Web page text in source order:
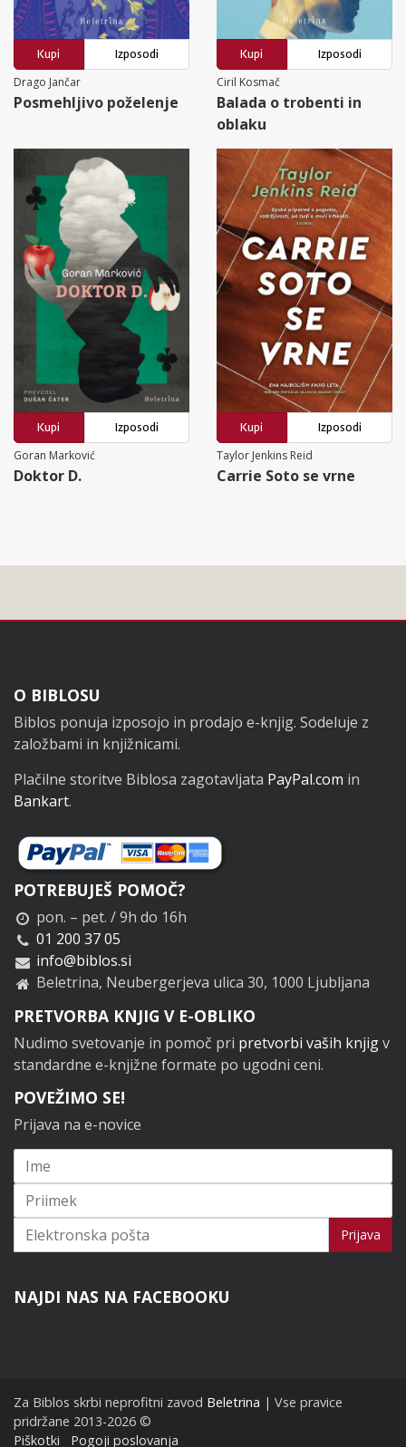
Kupi
Izposodi
Drago Jančar
Posmehljivo poželenje
Kupi
Izposodi
Ciril Kosmač
Balada o trobenti in
oblaku
Kupi
Izposodi
Goran Marković
Doktor D.
Kupi
Izposodi
Taylor Jenkins Reid
Carrie Soto se vrne
Noga
O BIBLOSU
Biblos ponuja izposojo in prodajo e-knjig. Sodeluje z
založbami in knjižnicami.
Plačilne storitve Biblosa zagotavljata PayPal.com in
Bankart.
POTREBUJEŠ POMOČ?
pon. – pet. / 9h do 16h
01 200 37 05
info@biblos.si
Beletrina, Neubergerjeva ulica 30, 1000 Ljubljana
PRETVORBA KNJIG V E-OBLIKO
Nudimo svetovanje in pomoč pri pretvorbi vaših knjigv
standardne e-knjižne formate po ugodni ceni.
POVEŽIMO SE!
Prijava na e-novice
Prijavi se na novice Prijava
NAJDI NAS NA FACEBOOKU
Za Biblos skrbi neprofitni zavod Beletrina | Vse pravice
pridržane 2013-2026 ©
Piškotki
Pogoji poslovanja